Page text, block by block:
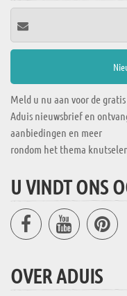
Meld u nu aan voor de gratis
Aduis nieuwsbrief en
aanbiedingen en meer
rondom het thema
U VINDT ONS
OVER ADUIS